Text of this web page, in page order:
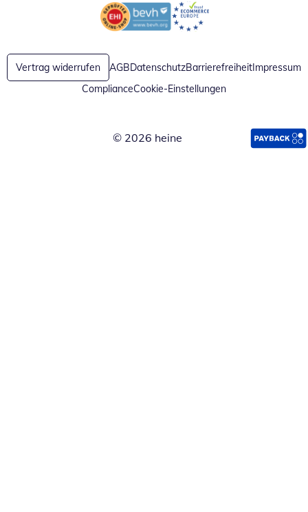
Öffnet in neuem FensterÖffnet in neuem Fenster
Vertrag widerrufen AGBDatenschutzBarrierefreiheitImpressum
ComplianceCookie-Einstellungen
© 2026 heine